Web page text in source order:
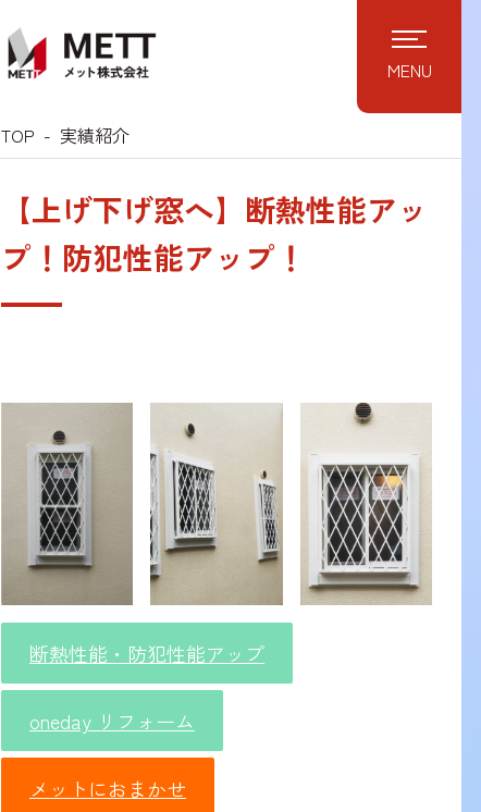
MENU
TOP 実績紹介
【上げ下げ窓へ】断熱性能アッ
プ！防犯性能アップ！
断熱性能・防犯性能アップ
oneday リフォーム
メットにおまかせ